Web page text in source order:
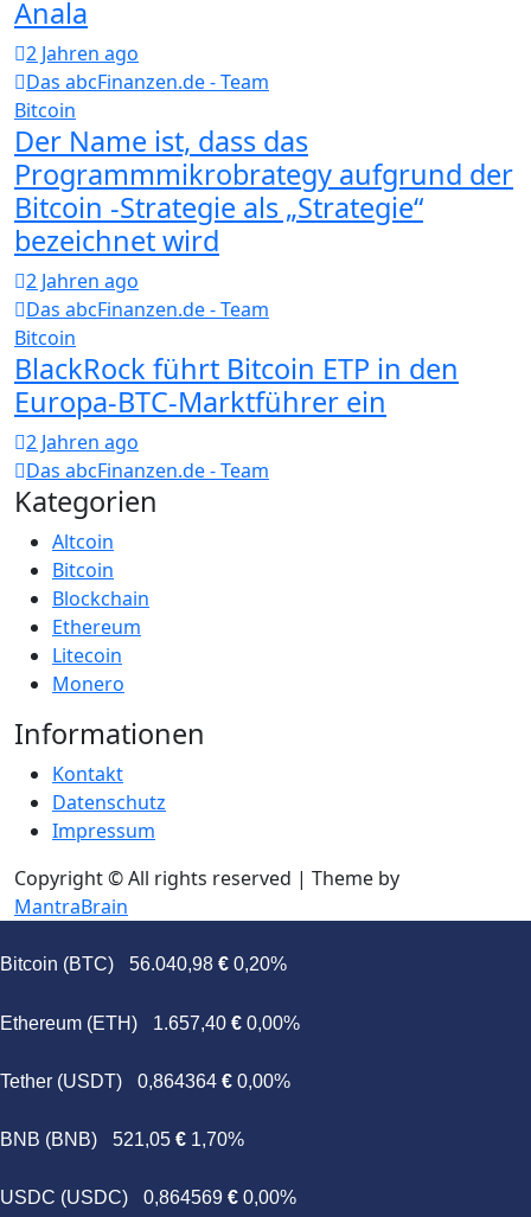
Anala
2 Jahren ago
Das abcFinanzen.de - Team
Bitcoin
Der Name ist, dass das
Programmmikrobrategy aufgrund der
Bitcoin -Strategie als „Strategie“
bezeichnet wird
2 Jahren ago
Das abcFinanzen.de - Team
Bitcoin
BlackRock führt Bitcoin ETP in den
Europa-BTC-Marktführer ein
2 Jahren ago
Das abcFinanzen.de - Team
Kategorien
Altcoin
Bitcoin
Blockchain
Ethereum
Litecoin
Monero
Informationen
Kontakt
Datenschutz
Impressum
Copyright © All rights reserved | Theme by
MantraBrain
Bitcoin (BTC) 56.040,98 € 0,20%
Ethereum (ETH) 1.657,40 € 0,00%
Tether (USDT) 0,864364 € 0,00%
BNB (BNB) 521,05 € 1,70%
USDC (USDC) 0,864569 € 0,00%